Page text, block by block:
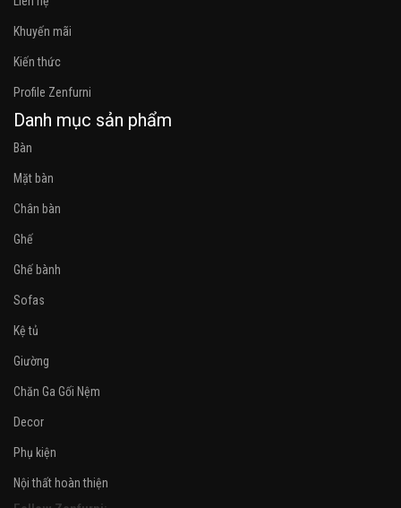
Khuyến mãi
Kiến thức
Profile Zenfurni
Danh mục sản phẩm
Bàn
Mặt bàn
Chân bàn
Ghế
Ghế bành
Sofas
Kệ tủ
Giường
Chăn Ga Gối Nệm
Decor
Phụ kiện
Nội thất hoàn thiện